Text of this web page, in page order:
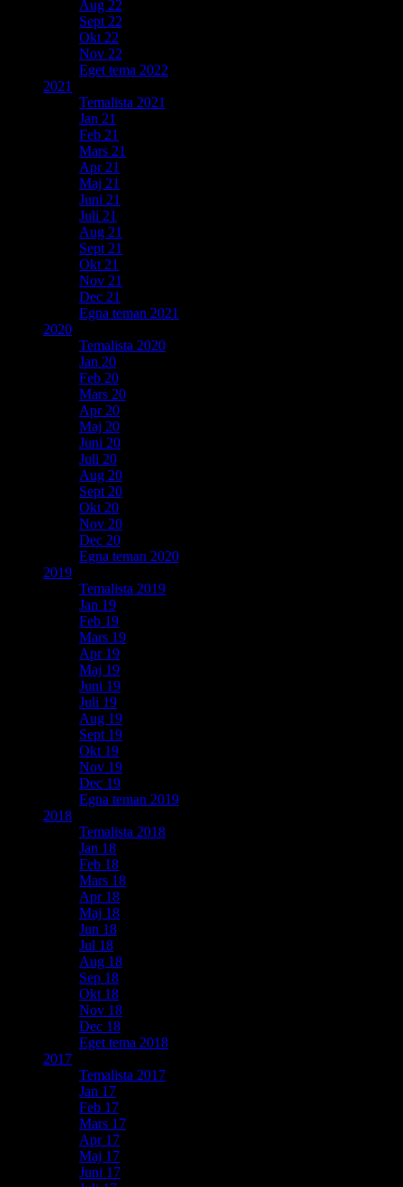
Aug 22
Sept 22
Okt 22
Nov 22
Eget tema 2022
2021
Temalista 2021
Jan 21
Feb 21
Mars 21
Apr 21
Maj 21
Juni 21
Juli 21
Aug 21
Sept 21
Okt 21
Nov 21
Dec 21
Egna teman 2021
2020
Temalista 2020
Jan 20
Feb 20
Mars 20
Apr 20
Maj 20
Juni 20
Juli 20
Aug 20
Sept 20
Okt 20
Nov 20
Dec 20
Egna teman 2020
2019
Temalista 2019
Jan 19
Feb 19
Mars 19
Apr 19
Maj 19
Juni 19
Juli 19
Aug 19
Sept 19
Okt 19
Nov 19
Dec 19
Egna teman 2019
2018
Temalista 2018
Jan 18
Feb 18
Mars 18
Apr 18
Maj 18
Jun 18
Jul 18
Aug 18
Sep 18
Okt 18
Nov 18
Dec 18
Eget tema 2018
2017
Temalista 2017
Jan 17
Feb 17
Mars 17
Apr 17
Maj 17
Juni 17